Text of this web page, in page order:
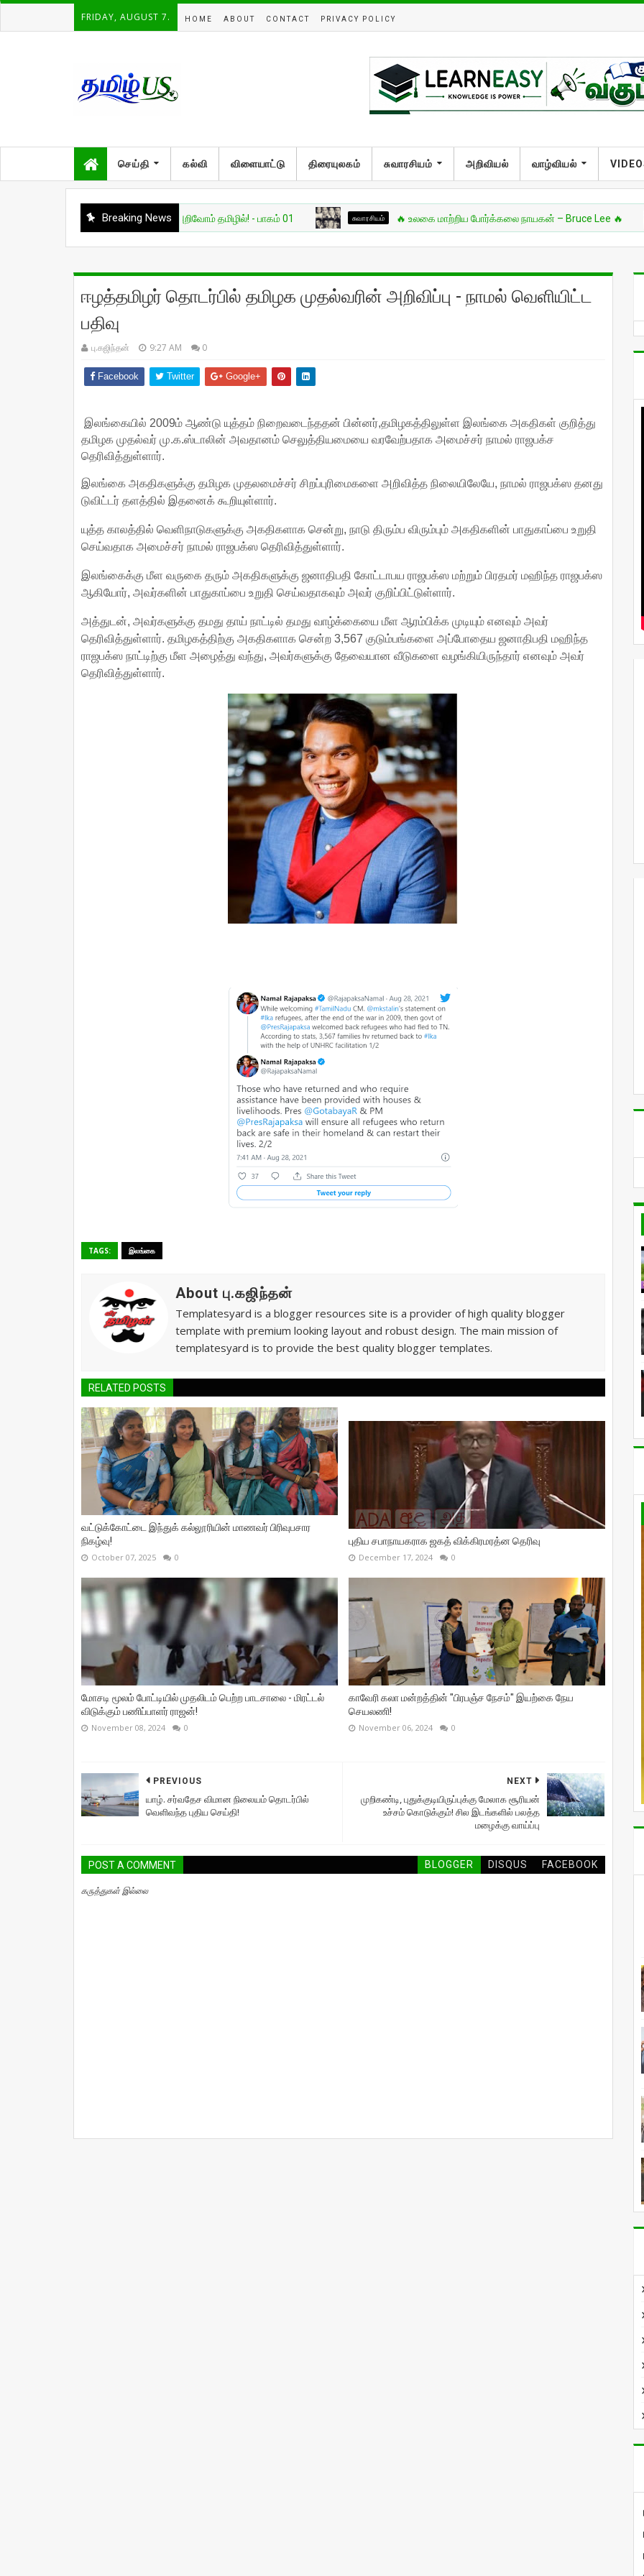
FRIDAY, AUGUST 7. HOME ABOUT CONTACT PRIVACY POLICY
செய்தி கல்வி விளையாட்டு திரையுலகம் சுவாரசியம் அறிவியல் வாழ்வியல்
Breaking News
தேவை AI — அறிவோம் தமிழில்! - பாகம் 01 சுவாரசியம் 🔥 உலகை மாற்றிய போர்க்கலை நாயகன் – Bruce Lee 🔥
ஈழத்தமிழர் தொடர்பில் தமிழக முதல்வரின் அறிவிப்பு - நாமல் வெளியிட்ட
பதிவு
பு.கஜிந்தன் 9:27 AM 0
Facebook Twitter Google+
இலங்கையில் 2009ம் ஆண்டு யுத்தம் நிறைவடைந்ததன் பின்னர்,தமிழகத்திலுள்ள இலங்கை அகதிகள் குறித்து
தமிழக முதல்வர் மு.க.ஸ்டாலின் அவதானம் செலுத்தியமையை வரவேற்பதாக அமைச்சர் நாமல் ராஜபக்ச
தெரிவித்துள்ளார்.
இலங்கை அகதிகளுக்கு தமிழக முதலமைச்சர் சிறப்புரிமைகளை அறிவித்த நிலையிலேயே, நாமல் ராஜபக்ஸ தனது
டுவிட்டர் தளத்தில் இதனைக் கூறியுள்ளார்.
யுத்த காலத்தில் வெளிநாடுகளுக்கு அகதிகளாக சென்று, நாடு திரும்ப விரும்பும் அகதிகளின் பாதுகாப்பை உறுதி
செய்வதாக அமைச்சர் நாமல் ராஜபக்ஸ தெரிவித்துள்ளார்.
இலங்கைக்கு மீள வருகை தரும் அகதிகளுக்கு ஜனாதிபதி கோட்டாபய ராஜபக்ஸ மற்றும் பிரதமர் மஹிந்த ராஜபக்ஸ
ஆகியோர், அவர்களின் பாதுகாப்பை உறுதி செய்வதாகவும் அவர் குறிப்பிட்டுள்ளார்.
அத்துடன், அவர்களுக்கு தமது தாய் நாட்டில் தமது வாழ்க்கையை மீள ஆரம்பிக்க முடியும் எனவும் அவர்
தெரிவித்துள்ளார். தமிழகத்திற்கு அகதிகளாக சென்ற 3,567 குடும்பங்களை அப்போதைய ஜனாதிபதி மஹிந்த
ராஜபக்ஸ நாட்டிற்கு மீள அழைத்து வந்து, அவர்களுக்கு தேவையான வீடுகளை வழங்கியிருந்தார் எனவும் அவர்
தெரிவித்துள்ளார்.
TAGS: இலங்கை
About பு.கஜிந்தன்
Templatesyard is a blogger resources site is a provider of high quality blogger
template with premium looking layout and robust design. The main mission of
templatesyard is to provide the best quality blogger templates.
RELATED POSTS
வட்டுக்கோட்டை இந்துக் கல்லூரியின் மாணவர் பிரிவுபசார
நிகழ்வு!
October 07, 2025 0
புதிய சபாநாயகராக ஜகத் விக்கிரமரத்ன தெரிவு
December 17, 2024 0
மோசடி மூலம் போட்டியில் முதலிடம் பெற்ற பாடசாலை - மிரட்டல்
விடுக்கும் பணிப்பாளர் ராஜன்!
November 08, 2024 0
காவேரி கலா மன்றத்தின் "பிரபஞ்ச நேசம்" இயற்கை நேய
செயலணி!
November 06, 2024 0
NEXT
முறிகண்டி, புதுக்குடியிருப்புக்கு மேலாக சூரியன்
உச்சம் கொடுக்கும்! சில இடங்களில் பலத்த
மழைக்கு வாய்ப்பு
PREVIOUS
யாழ். சர்வதேச விமான நிலையம் தொடர்பில்
வெளிவந்த புதிய செய்தி!
POST A COMMENT BLOGGER DISQUS FACEBOOK
கருத்துகள் இல்லை